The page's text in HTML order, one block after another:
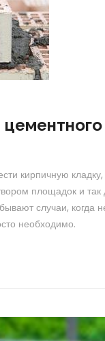
кирпичную
площадок и
случаи, когда
необходимо.